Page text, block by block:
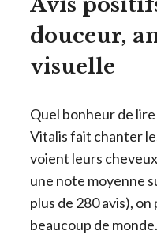
douceur,
visuelle
Quel bonheur de
Vitalis fait chanter
voient leurs
une note moyenne
plus de 280 avis),
beaucoup de monde.